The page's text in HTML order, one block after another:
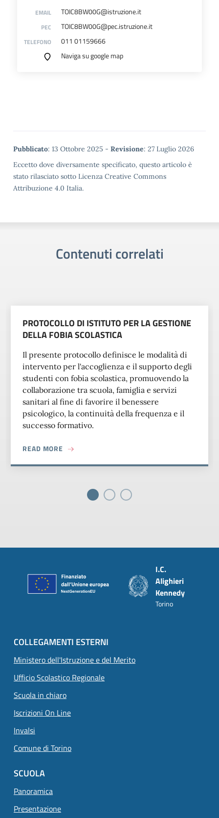
EMAIL TOIC8BW00G@istruzione.it
PEC TOIC8BW00G@pec.istruzione.it
TELEFONO
011 01159666
Naviga su google map
Metadata
Pubblicato: 13 Ottobre 2025 - Revisione: 27 Luglio 2026
Eccetto dove diversamente specificato, questo articolo è
stato rilasciato sotto Licenza Creative Commons
Attribuzione 4.0 Italia.
Contenuti correlati
PROTOCOLLO DI ISTITUTO PER LA GESTIONE
DELLA FOBIA SCOLASTICA
Il presente protocollo definisce le modalità di
intervento per l'accoglienza e il supporto degli
studenti con fobia scolastica, promuovendo la
collaborazione tra scuola, famiglia e servizi
sanitari al fine di favorire il benessere
psicologico, la continuità della frequenza e il
successo formativo.
READ MORE ABOUT PROTOCOLLO DI ISTITUTO PER LA
I.C.
Alighieri
Kennedy
Torino
COLLEGAMENTI ESTERNI
Ministero dell'Istruzione e del Merito
Ufficio Scolastico Regionale
Scuola in chiaro
Iscrizioni On Line
Invalsi
Comune di Torino
SCUOLA
Panoramica
Presentazione